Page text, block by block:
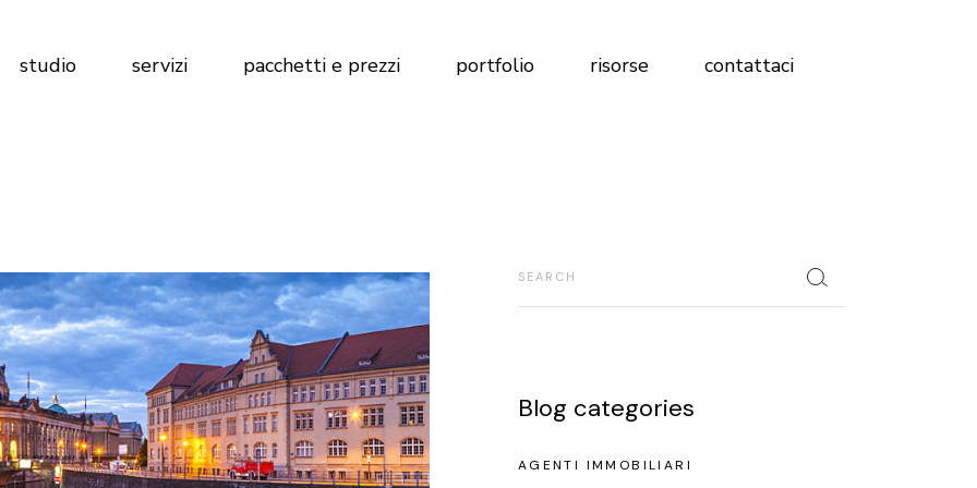
studio servizi
Marketing per Hotel
pacchetti e prezzi portfolio risorse
Libro marketing immobiliare 2026
contattaci
Blog categories
AGENTI IMMOBILIARI